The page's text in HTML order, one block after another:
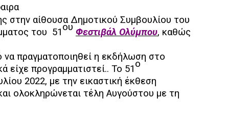
στην αίθουσα Δημοτικού Συμβουλίου του
του 51ου Φεστιβάλ Ολύμπου, καθώς
πραγματοποιηθεί η εκδήλωση στο
προγραμματιστεί.. Το 51ο
2022, με την εικαστική έκθεση
ολοκληρώνεται τέλη Αυγούστου με τη